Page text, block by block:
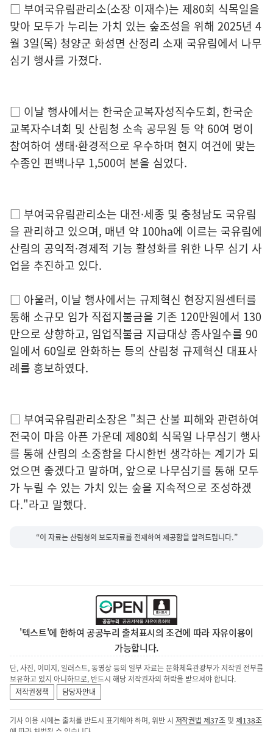
□ 부여국유림관리소(소장 이재수)는 제80회 식목일을
맞아 모두가 누리는 가치 있는 숲조성을 위해 2025년 4
월 3일(목) 청양군 화성면 산정리 소재 국유림에서 나무
심기 행사를 가졌다.
□ 이날 행사에서는 한국순교복자성직수도회, 한국순
교복자수녀회 및 산림청 소속 공무원 등 약 60여 명이
참여하여 생태·환경적으로 우수하며 현지 여건에 맞는
수종인 편백나무 1,500여 본을 심었다.
□ 부여국유림관리소는 대전·세종 및 충청남도 국유림
을 관리하고 있으며, 매년 약 100ha에 이르는 국유림에
산림의 공익적·경제적 기능 활성화를 위한 나무 심기 사
업을 추진하고 있다.
□ 아울러, 이날 행사에서는 규제혁신 현장지원센터를
통해 소규모 임가 직접지불금을 기존 120만원에서 130
만으로 상향하고, 임업직불금 지급대상 종사일수를 90
일에서 60일로 완화하는 등의 산림청 규제혁신 대표사
례를 홍보하였다.
□ 부여국유림관리소장은 "최근 산불 피해와 관련하여
전국이 마음 아픈 가운데 제80회 식목일 나무심기 행사
를 통해 산림의 소중함을 다시한번 생각하는 계기가 되
었으면 좋겠다고 말하며, 앞으로 나무심기를 통해 모두
가 누릴 수 있는 가치 있는 숲을 지속적으로 조성하겠
다."라고 말했다.
“이 자료는 산림청의 보도자료를 전재하여 제공함을 알려드립니다.”
'텍스트'에 한하여 공공누리 출처표시의 조건에 따라 자유이용이
가능합니다.
단, 사진, 이미지, 일러스트, 동영상 등의 일부 자료는 문화체육관광부가 저작권 전부를
보유하고 있지 아니하므로, 반드시 해당 저작권자의 허락을 받으셔야 합니다.
저작권정책
담당자안내
기사 이용 시에는 출처를 반드시 표기해야 하며, 위반 시 저작권법 제37조 및제138조